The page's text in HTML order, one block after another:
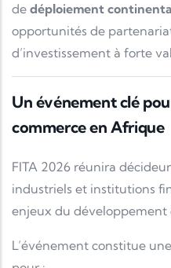
de déploiement
opportunités de
d’investissement à forte
Un événement clé
commerce en Afrique
FITA 2026 réunira
industriels et institutions
enjeux du développement
L’événement constitue une